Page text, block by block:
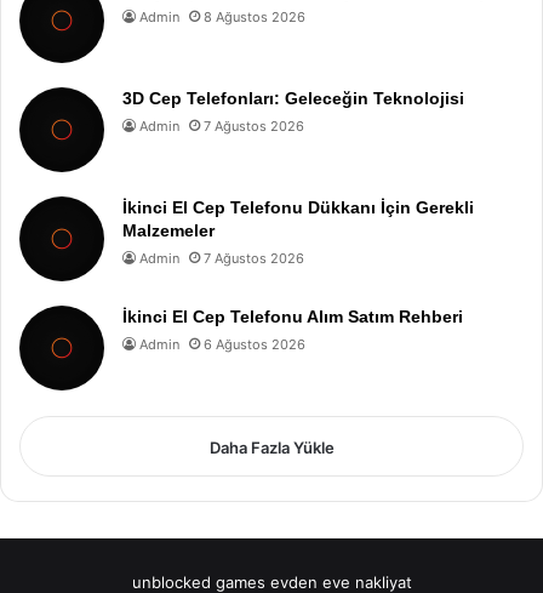
Admin 8 Ağustos 2026
3D Cep Telefonları: Geleceğin Teknolojisi
Admin 7 Ağustos 2026
İkinci El Cep Telefonu Dükkanı İçin Gerekli
Malzemeler
Admin 7 Ağustos 2026
İkinci El Cep Telefonu Alım Satım Rehberi
Admin 6 Ağustos 2026
Daha Fazla Yükle
unblocked games evden eve nakliyat